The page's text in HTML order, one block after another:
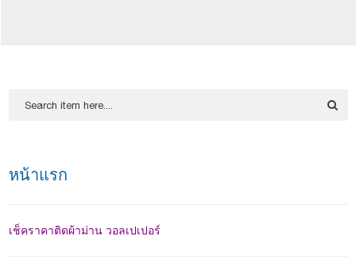
หน้าแรก
เช็คราคาติดผ้าม่าน วอลเปเปอร์